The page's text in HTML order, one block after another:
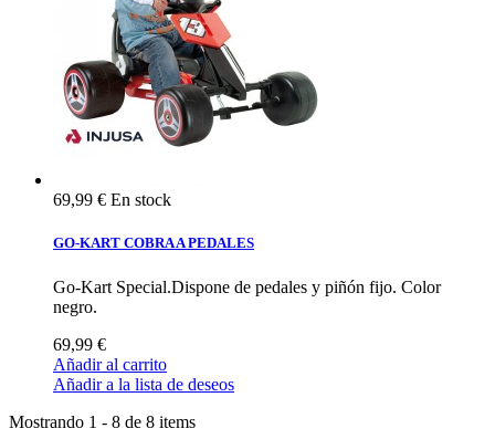
69,99 € En stock
GO-KART COBRA A PEDALES
Go-Kart Special.Dispone de pedales y piñón fijo. Color
negro.
69,99 €
Añadir al carrito
Añadir a la lista de deseos
Mostrando 1 - 8 de 8 items